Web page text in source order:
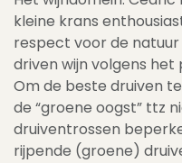
kleine krans
respect voor de
driven wijn volgens het
Om de beste druiven
de “groene oogst” ttz
druiventrossen
rijpende (groene)